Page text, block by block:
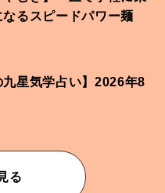
るスピードパワー麺
九星気学占い】2026年8
る